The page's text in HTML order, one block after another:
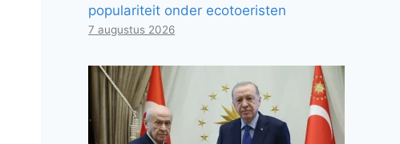
populariteit onder ecotoeristen
7 augustus 2026